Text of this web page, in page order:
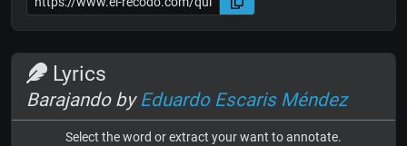
Lyrics
Barajando byEduardo Escaris Méndez
Select the word or extract your want to annotate.